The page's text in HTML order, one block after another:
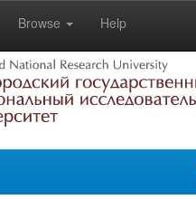
Browse Help